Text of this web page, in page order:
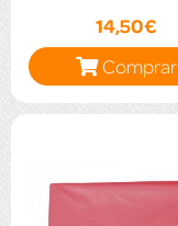
14,50€
Comprar